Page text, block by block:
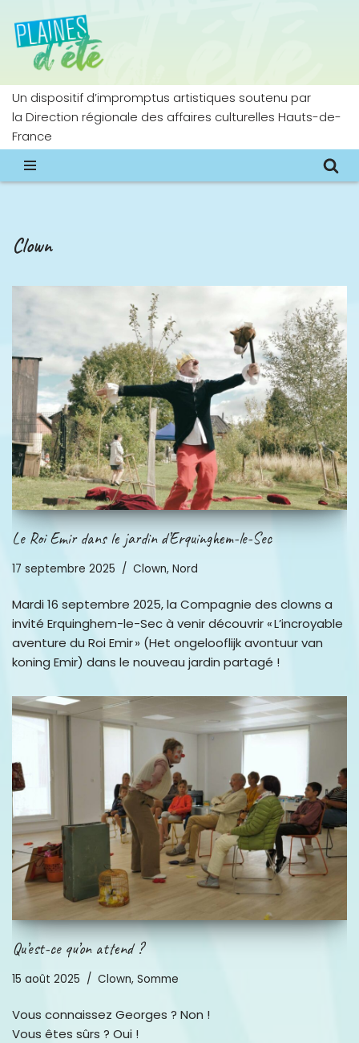
Aller
contenu
Un dispositif d’impromptus artistiques soutenu par
la Direction régionale des affaires culturelles Hauts-de-
France
Clown
Le Roi Emir dans le jardin d’Erquinghem-le-Sec
17 septembre 2025 Clown, Nord
Mardi 16 septembre 2025, la Compagnie des clowns a
invité Erquinghem-le-Sec à venir découvrir « L’incroyable
aventure du Roi Emir » (Het ongelooflijk avontuur van
koning Emir) dans le nouveau jardin partagé !
Qu’est-ce qu’on attend ?
15 août 2025 Clown, Somme
Vous connaissez Georges ? Non !
Vous êtes sûrs ? Oui !